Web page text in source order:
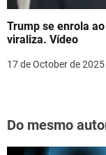
Trump se enrola
viraliza. Vídeo
17 de October de 2025
Do mesmo